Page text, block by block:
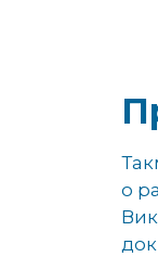
о